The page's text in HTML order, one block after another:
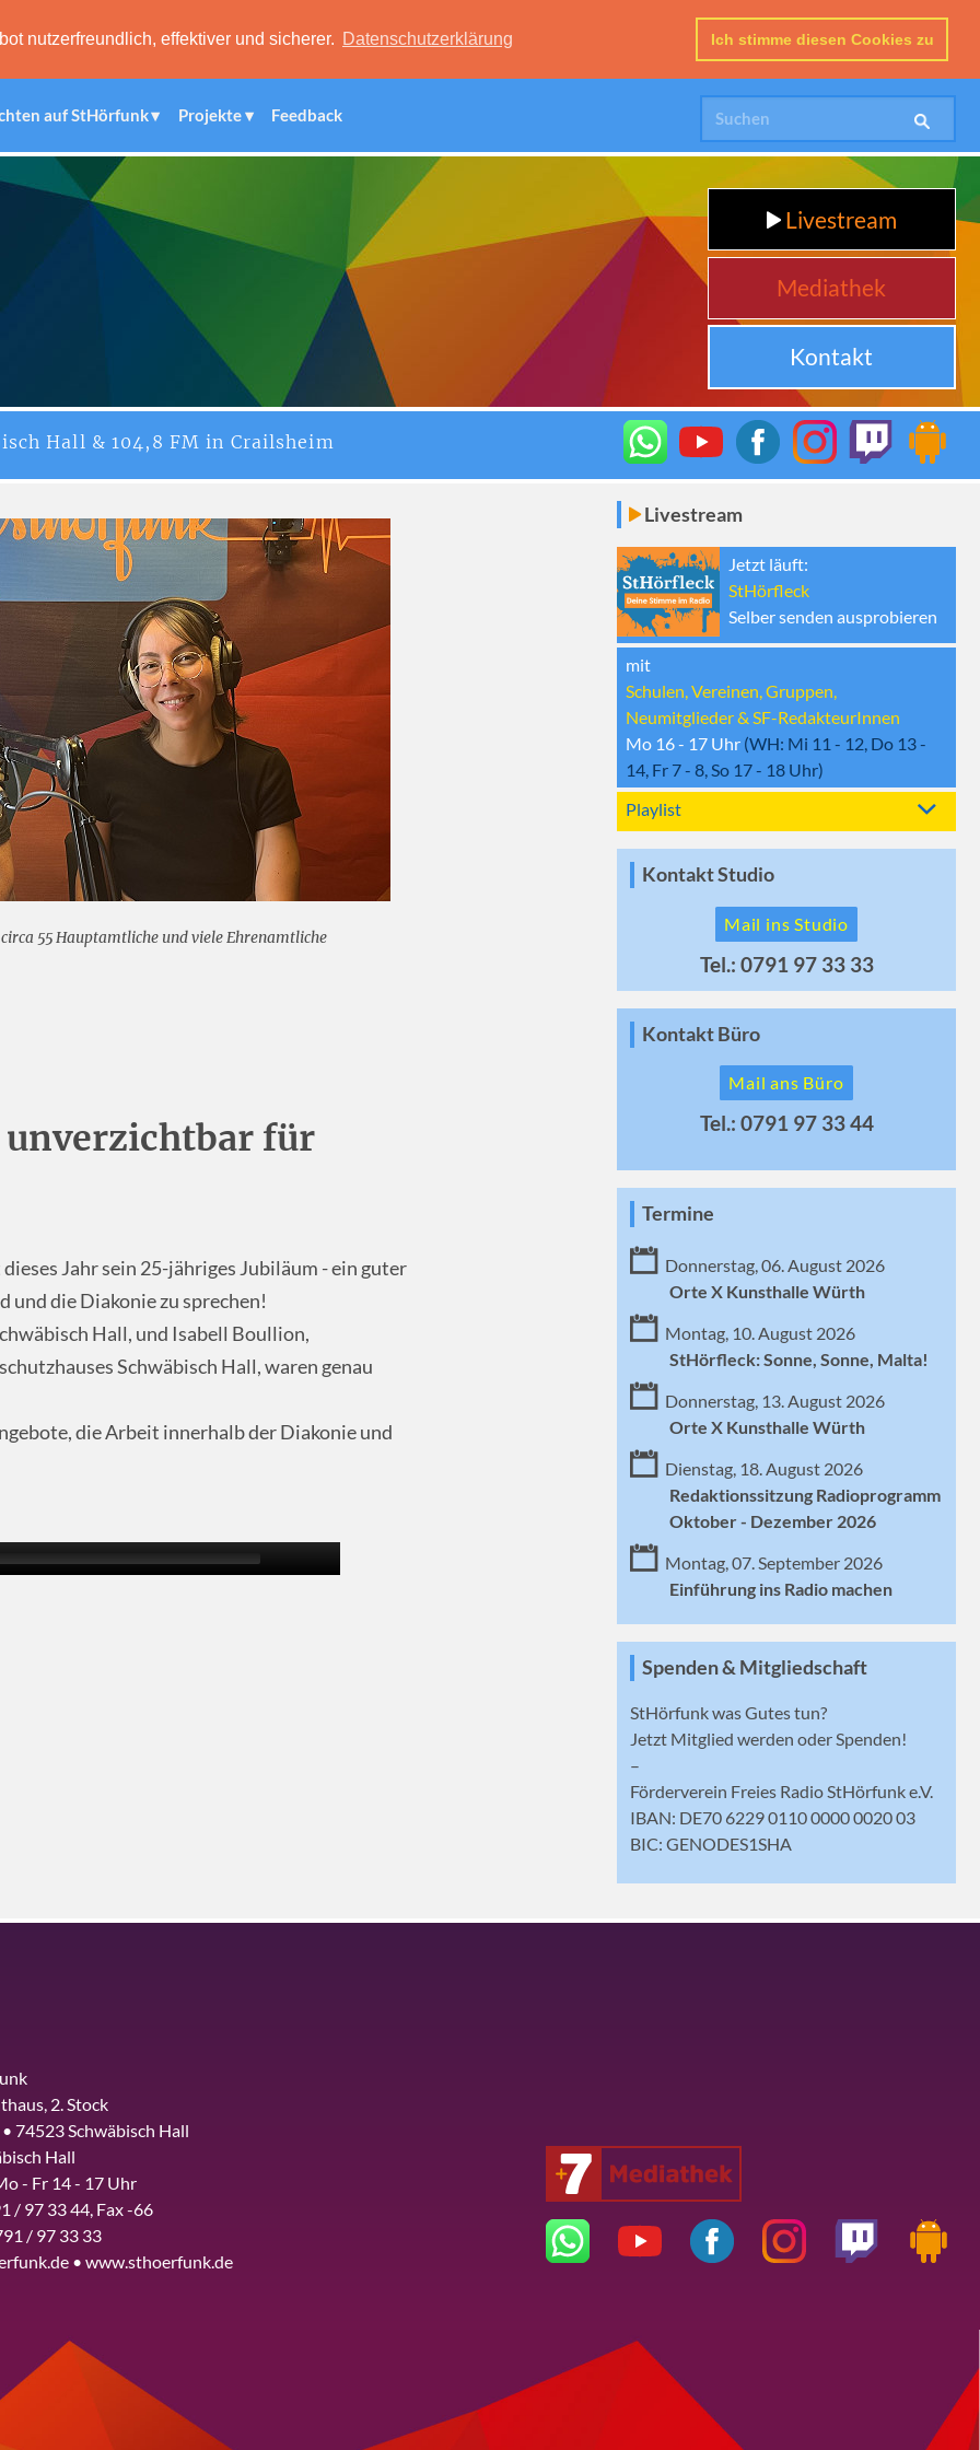
nutzerfreundlich, effektiver und sicherer. Datenschutzerklärung Ich stimme diesen Cookies zu
auf StHörfunk Projekte Feedback
Livestream
Mediathek
Kontakt
Hall & 104,8 FM in Crailsheim
55 Hauptamtliche und viele Ehrenamtliche
unverzichtbar für
Jahr sein 25-jähriges Jubiläum - ein guter
und die Diakonie zu sprechen!
Hall, und Isabell Boullion,
Schwäbisch Hall, waren genau
die Arbeit innerhalb der Diakonie und
Livestream
Jetzt läuft:
StHörfleck
Selber senden ausprobieren
mit
Schulen, Vereinen, Gruppen,
Neumitglieder & SF-RedakteurInnen
Mo 16 - 17 Uhr (WH: Mi 11 - 12, Do 13 -
14, Fr 7 - 8, So 17 - 18 Uhr)
Playlist
Kontakt Studio
Mail ins Studio
Tel.: 0791 97 33 33
Kontakt Büro
Mail ans Büro
Tel.: 0791 97 33 44
Termine
Donnerstag, 06. August 2026
Orte X Kunsthalle Würth
Montag, 10. August 2026
StHörfleck: Sonne, Sonne, Malta!
Donnerstag, 13. August 2026
Orte X Kunsthalle Würth
Dienstag, 18. August 2026
Redaktionssitzung Radioprogramm
Oktober - Dezember 2026
Montag, 07. September 2026
Einführung ins Radio machen
Spenden & Mitgliedschaft
StHörfunk was Gutes tun?
Jetzt Mitglied werden oder Spenden!
–
Förderverein Freies Radio StHörfunk e.V.
IBAN: DE70 6229 0110 0000 0020 03
BIC: GENODES1SHA
2. Stock
74523 Schwäbisch Hall
Hall
- Fr 14 - 17 Uhr
/ 97 33 44, Fax -66
/ 97 33 33
• www.sthoerfunk.de